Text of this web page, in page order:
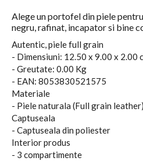
Alege un portofel din piele
negru, rafinat, incapator si bine
Autentic, piele full grain
- Dimensiuni: 12.50 x 9.00 x 2.00
- Greutate: 0.00 Kg
- EAN: 8053830521575
Materiale
- Piele naturala (Full grain leather)
Captuseala
- Captuseala din poliester
Interior produs
- 3 compartimente